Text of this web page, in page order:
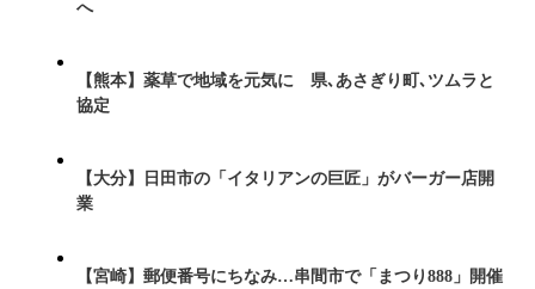
へ
【熊本】薬草で地域を元気に 県､あさぎり町､ツムラと
協定
【大分】日田市の「イタリアンの巨匠」がバーガー店開
業
【宮崎】郵便番号にちなみ…串間市で「まつり888」開催